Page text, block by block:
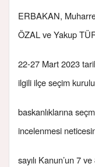
ERBAKAN,
ÖZAL ve Yakup
22-27 Mart 2023
ilgili ilçe seçim kurulu
baskanlıklarına
incelenmesi
sayılı Kanun’un 7